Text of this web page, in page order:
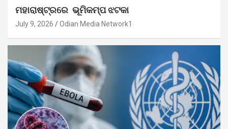
ମହାରାଷ୍ଟ୍ରରେ ଭୂମିକମ୍ପ ଝଟକା
July 9, 2026 Odian Media Network1